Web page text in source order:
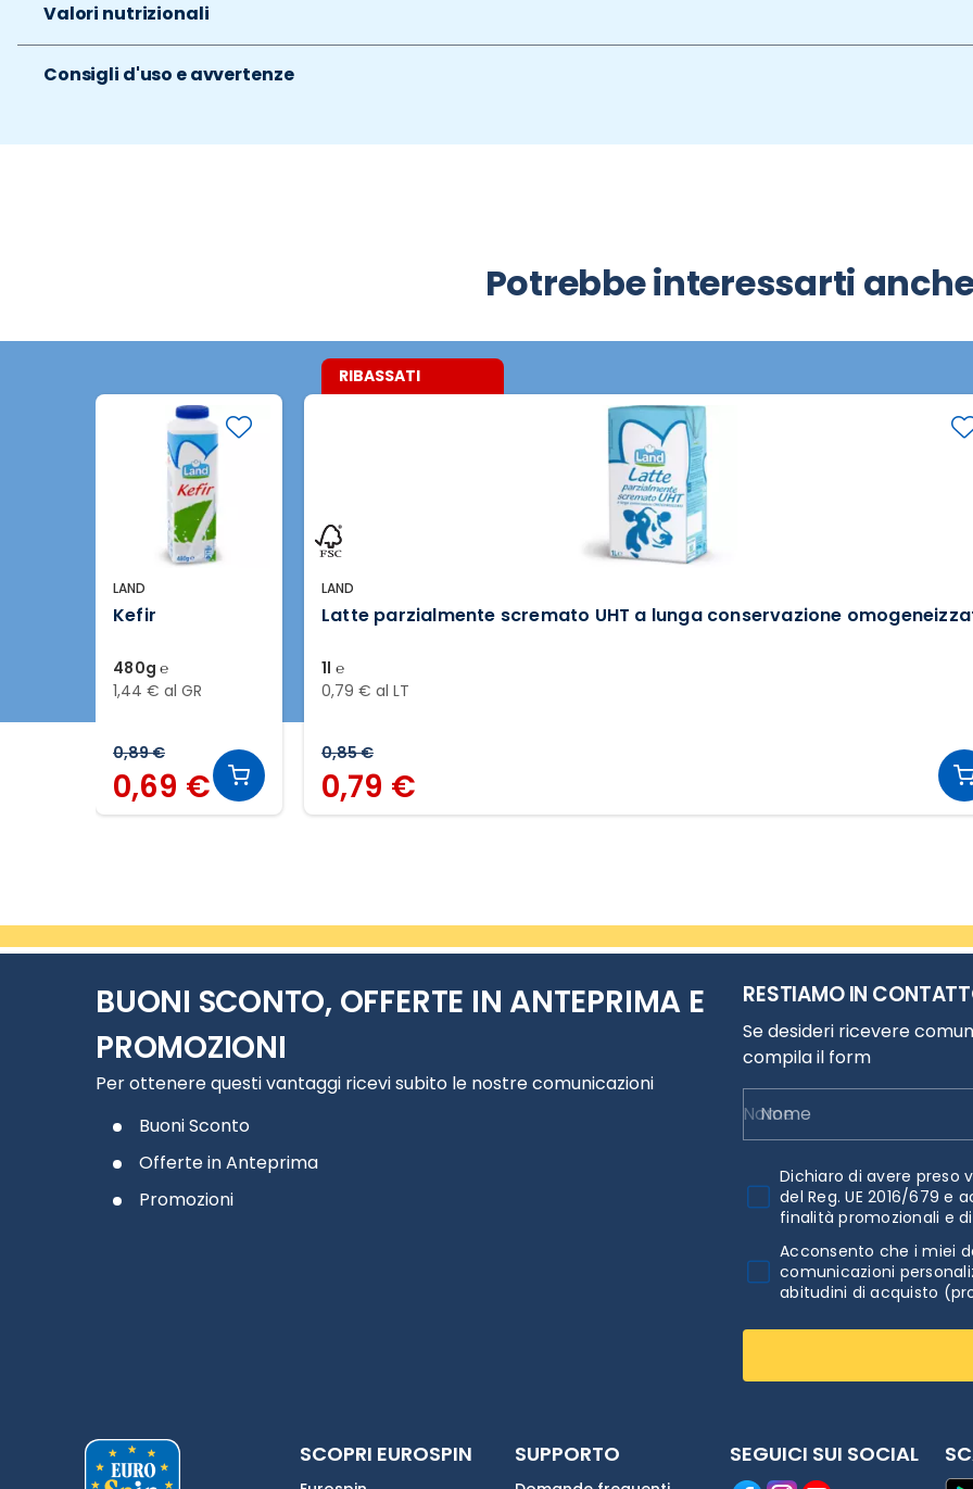
Valori nutrizionali
Consigli d'uso e avvertenze
Potrebbe interessarti
LAND
Kefir
480g ℮
1,44 € al GR
0,89 €
0,69 €
LAND
Latte parzialmente scremato UHT a lunga conservazione
1l ℮
0,79 € al LT
RIBASSATI
0,85 €
0,79 €
BUONI SCONTO, OFFERTE IN ANTEPRIMA E
PROMOZIONI
Per ottenere questi vantaggi ricevi subito le nostre comunicazioni
Buoni Sconto
Offerte in Anteprima
Promozioni
RESTIAMO IN
Se desideri ricevere
compila il form
Nome
Dichiaro di avere preso
del Reg. UE 2016/679
finalità promozionali e
Acconsento che i miei
comunicazioni
abitudini di acquisto
SCOPRI EUROSPIN SUPPORTO SEGUICI SUI SOCIAL